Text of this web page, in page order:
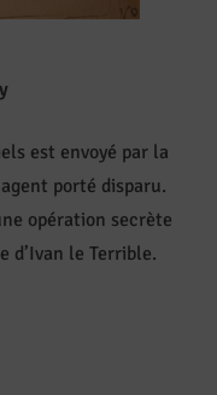
est envoyé par la
porté disparu.
opération secrète
d’Ivan le Terrible.